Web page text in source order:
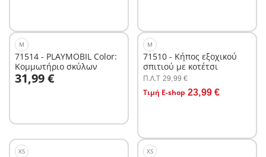
M
71514 - PLAYMOBIL Color:
Κομμωτήριο σκύλων
31,99 €
Στο καλάθι
M
71510 - Κήπος εξοχικού
σπιτιού με κοτέτσι
Π.Λ.T 29,99 €
Τιμή E-shop 23,99 €
Στο καλάθι
XS XS